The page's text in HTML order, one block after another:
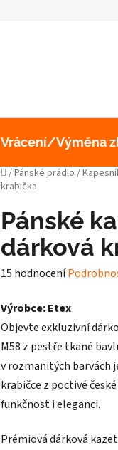
Vrácení/Výměna
Domů
/Pánské prádlo/
krabička
Pánské
dárková
Průměrné
produktu
je
4,9
z
5
hvězdiček.
15 hodnocení
Výrobce: Etex
Objevte exkluzivní
M58 z pestře tkané
v rozmanitých barvách
krabičce z poctivé
funkčnost i eleganci.
Prémiová dárková